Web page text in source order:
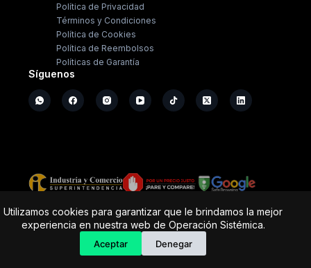
Utilizamos cookies para garantizar que le brindamos la mejor
experiencia en nuestra web de Operación Sistémica.
Aceptar Denegar
Política de Privacidad
Términos y Condiciones
Política de Cookies
Política de Reembolsos
Políticas de Garantía
Síguenos
Copyright © - Operación Sistémica
Tienda de electrodomésticos; repuestos y casa de
software.